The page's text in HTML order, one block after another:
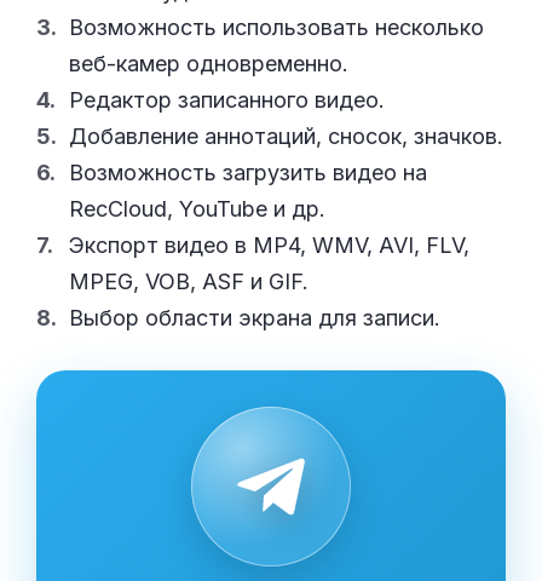
Возможность использовать несколько
веб-камер одновременно.
Редактор записанного видео.
Добавление аннотаций, сносок, значков.
Возможность загрузить видео на
RecCloud, YouTube и др.
Экспорт видео в MP4, WMV, AVI, FLV,
MPEG, VOB, ASF и GIF.
Выбор области экрана для записи.